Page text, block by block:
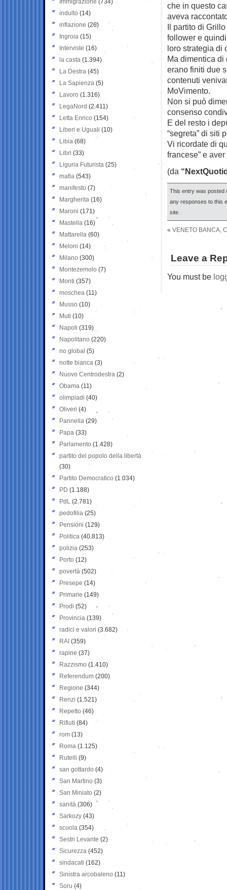
che in questo
aveva
Il partito di
follower e
loro strategia di
Ma dimentica
erano finiti due
contenuti
MoVimento.
Non si può
consenso
E del resto i
“segreta” di siti
Vi ricordate di
francese” e
(da
This entry was posted
any responses to this
site.
« VENETO BANCA,
Leave a
You must be
Immigrazione (734)
indulto (14)
inflazione (26)
Ingroia (15)
Interviste (16)
la casta (1.394)
La Destra (45)
La Sapienza (5)
Lavoro (1.316)
LegaNord (2.411)
Letta Enrico (154)
Liberi e Uguali (10)
Libia (68)
Libri (33)
Liguria Futurista (25)
mafia (543)
manifesto (7)
Margherita (16)
Maroni (171)
Mastella (16)
Mattarella (60)
Meloni (14)
Milano (300)
Montezemolo (7)
Monti (357)
moschea (11)
Musso (10)
Muti (10)
Napoli (319)
Napolitano (220)
no global (5)
notte bianca (3)
Nuovo Centrodestra (2)
Obama (11)
olimpiadi (40)
Oliveri (4)
Pannella (29)
Papa (33)
Parlamento (1.428)
partito del popolo della libertà
(30)
Partito Democratico (1.034)
PD (1.188)
PdL (2.781)
pedofilia (25)
Pensioni (129)
Politica (40.813)
polizia (253)
Porto (12)
povertà (502)
Presepe (14)
Primarie (149)
Prodi (52)
Provincia (139)
radici e valori (3.682)
RAI (359)
rapine (37)
Razzismo (1.410)
Referendum (200)
Regione (344)
Renzi (1.521)
Repetto (46)
Rifiuti (84)
rom (13)
Roma (1.125)
Rutelli (9)
san gottardo (4)
San Martino (3)
San Miniato (2)
sanità (306)
Sarkozy (43)
scuola (354)
Sestri Levante (2)
Sicurezza (452)
sindacati (162)
Sinistra arcobaleno (11)
Soru (4)